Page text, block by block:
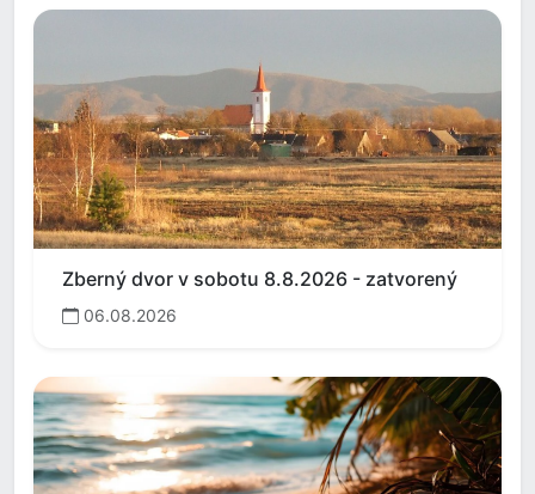
Zberný dvor v sobotu 8.8.2026 - zatvorený
06.08.2026